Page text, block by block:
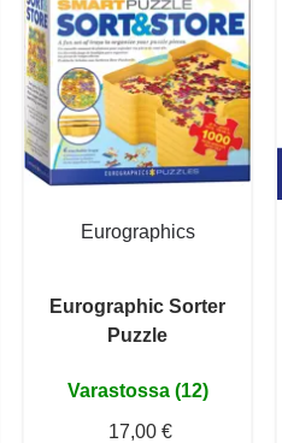
Eurographics
Eurographic Sorter
Puzzle
Varastossa (12)
17,00 €